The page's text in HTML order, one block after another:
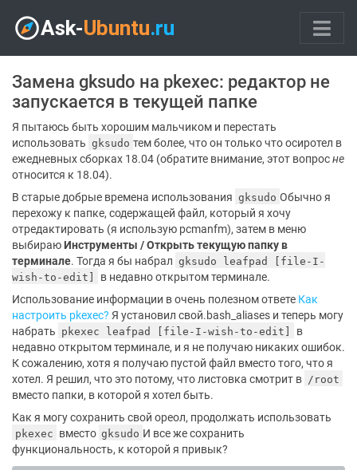
Замена gksudo на pkexec: редактор не
запускается в текущей папке
Я пытаюсь быть хорошим мальчиком и перестать
использовать gksudo тем более, что он только что осиротел в
ежедневных сборках 18.04 (обратите внимание, этот вопросне
относится к 18.04).
В старые добрые времена использования gksudo Обычно я
перехожу к папке, содержащей файл, который я хочу
отредактировать (я использую pcmanfm), затем в меню
выбираюИнструменты / Открыть текущую папку в
терминале. Тогда я бы набрал gksudo leafpad [file-I-
wish-to-edit]
в недавно открытом терминале.
Использование информации в очень полезном ответе Как
настроить pkexec? Я установил свой.bash_aliases и теперь могу
набрать pkexec leafpad [file-I-wish-to-edit]
в
недавно открытом терминале, и я не получаю никаких ошибок.
К сожалению, хотя я получаю пустой файл вместо того, что я
хотел. Я решил, что это потому, что листовка смотрит в /root
вместо папки, в которой я хотел быть.
Как я могу сохранить свой ореол, продолжать использовать
pkexec вместо gksudo И все же сохранить
функциональность, к которой я привык?